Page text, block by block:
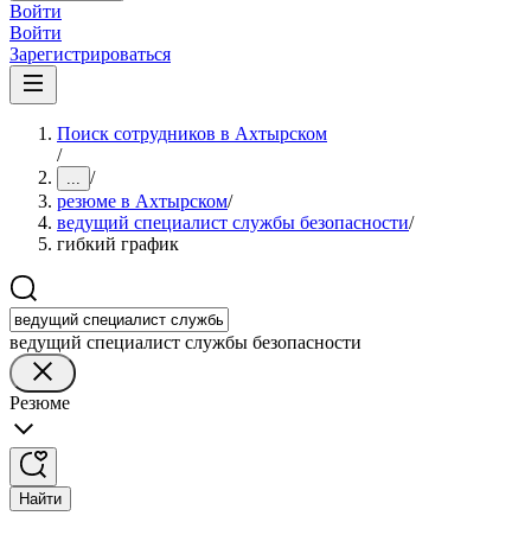
Войти
Войти
Зарегистрироваться
Поиск сотрудников в Ахтырском
/
... /
резюме в Ахтырском/
ведущий специалист службы безопасности/
гибкий график
ведущий специалист службы безопасности
Резюме
Найти